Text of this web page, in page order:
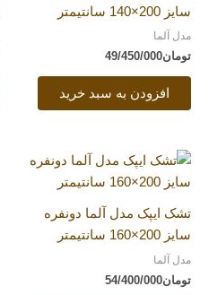
سایز 200×140 سانتیمتر
مدل آلما
تومان49/450/000
افزودن به سبد خرید
تشک ایپک مدل آلما دونفره
سایز 200×160 سانتیمتر
مدل آلما
تومان54/400/000